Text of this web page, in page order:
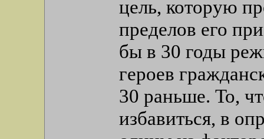
цель, которую
пределов его
бы в 30 годы
героев
30 раньше. То,
избавиться, в